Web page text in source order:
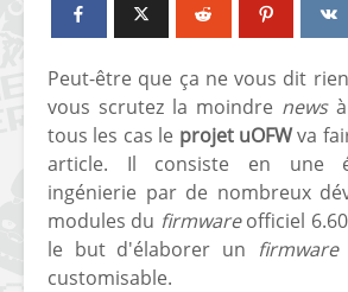
Peut-être que ça ne vous dit
vous scrutez la moindre newsà
tous les cas le projet uOFWva
article. Il consiste en une
ingénierie par de nombreux
modules du firmwareofficiel 6.60
le but d'élaborer un firmware
customisable.